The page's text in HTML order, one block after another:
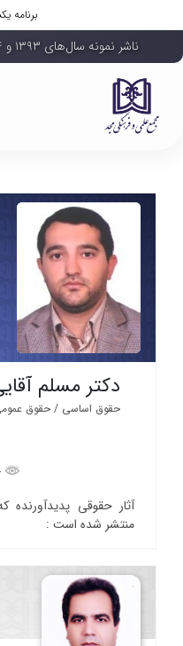
برنامه
ناشر نمونه سال‌های ۱۳۹۳ و ۱۳۹۴ و ۱۳۹۷ جمهوری اسلامی ایران
دکتر مسلم
حقوق اساسی / حقوق
148 بازدید
آثار حقوقی
منتشر شده است :